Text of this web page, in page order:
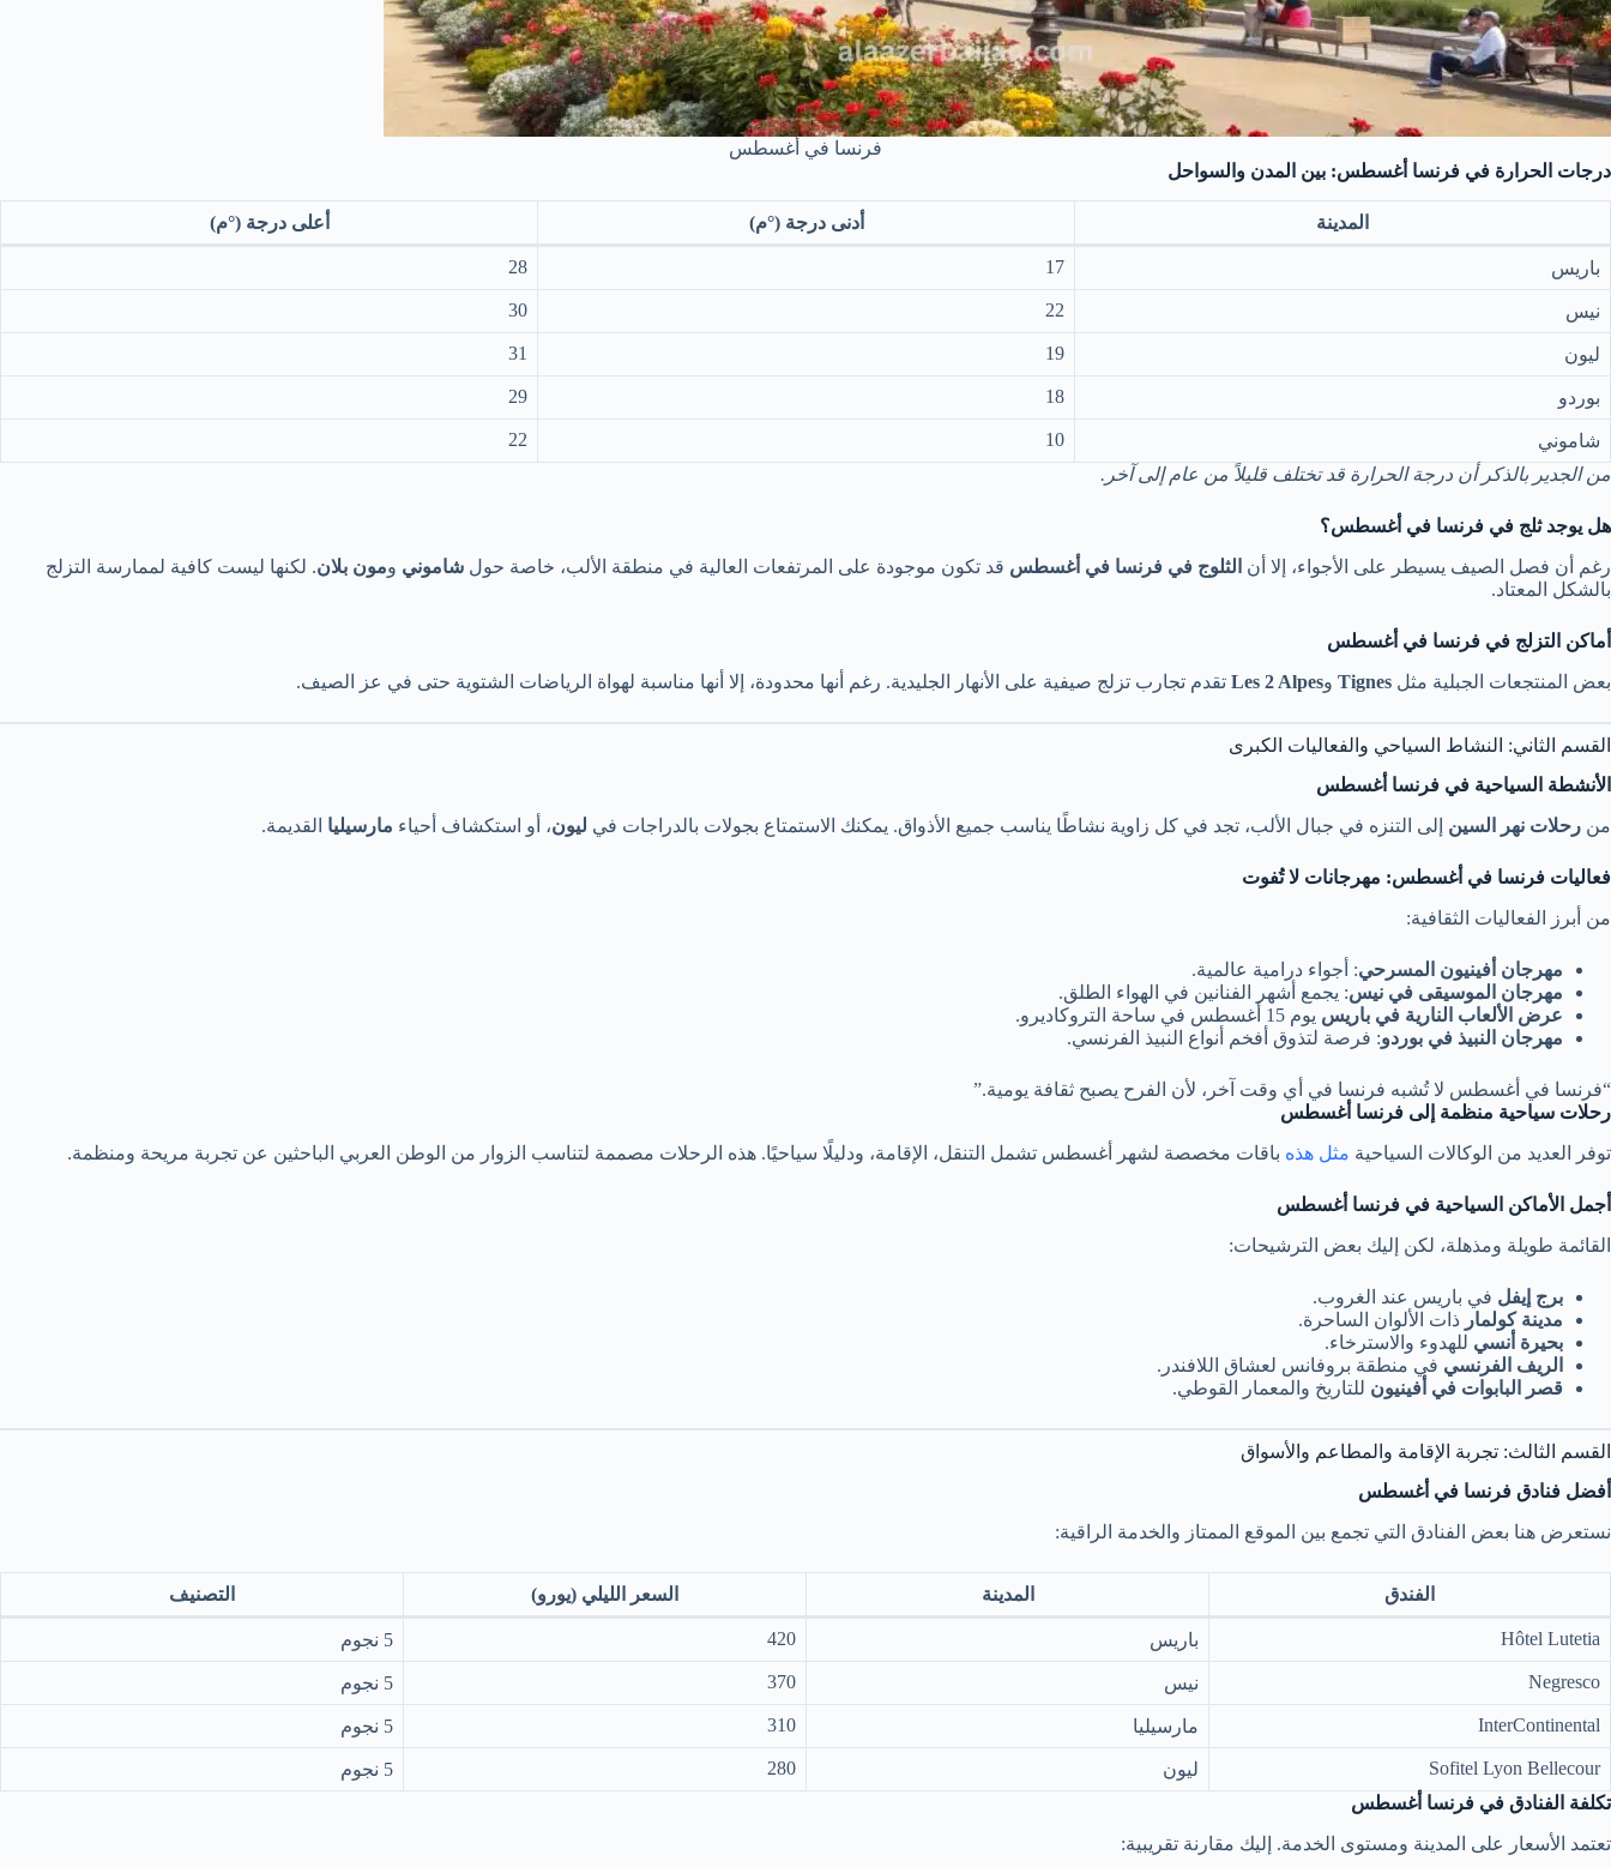
فرنسا في أغسطس
درجات الحرارة في فرنسا أغسطس: بين المدن والسواحل
المدينة أدنى درجة (°م) أعلى درجة (°م)
باريس 17
28
نيس 22
30
ليون 19
31
بوردو 18
29
شاموني 10
22
من الجدير بالذكر أن درجة الحرارة قد تختلف قليلاً من عام إلى آخر.
هل يوجد ثلج في فرنسا في أغسطس؟
رغم أن فصل الصيف يسيطر على الأجواء، إلا أن الثلوج في فرنسا في أغسطس قد تكون موجودة على المرتفعات العالية في منطقة الألب، خاصة حول شاموني ومون بلان. لكنها ليست كافية لممارسة التزلج
بالشكل المعتاد.
أماكن التزلج في فرنسا في أغسطس
بعض المنتجعات الجبلية مثل Tignes وLes 2 Alpes تقدم تجارب تزلج صيفية على الأنهار الجليدية. رغم أنها محدودة، إلا أنها مناسبة لهواة الرياضات الشتوية حتى في عز الصيف.
القسم الثاني: النشاط السياحي والفعاليات الكبرى
الأنشطة السياحية في فرنسا أغسطس
من رحلات نهر السين إلى التنزه في جبال الألب، تجد في كل زاوية نشاطًا يناسب جميع الأذواق. يمكنك الاستمتاع بجولات بالدراجات في ليون، أو استكشاف أحياء مارسيليا القديمة.
فعاليات فرنسا في أغسطس: مهرجانات لا تُفوت
من أبرز الفعاليات الثقافية:
مهرجان أفينيون المسرحي: أجواء درامية عالمية.
مهرجان الموسيقى في نيس: يجمع أشهر الفنانين في الهواء الطلق.
عرض الألعاب النارية في باريس يوم 15 أغسطس في ساحة التروكاديرو.
مهرجان النبيذ في بوردو: فرصة لتذوق أفخم أنواع النبيذ الفرنسي.
“فرنسا في أغسطس لا تُشبه فرنسا في أي وقت آخر، لأن الفرح يصبح ثقافة يومية.”
رحلات سياحية منظمة إلى فرنسا أغسطس
توفر العديد من الوكالات السياحية مثل هذه باقات مخصصة لشهر أغسطس تشمل التنقل، الإقامة، ودليلًا سياحيًا. هذه الرحلات مصممة لتناسب الزوار من الوطن العربي الباحثين عن تجربة مريحة ومنظمة.
أجمل الأماكن السياحية في فرنسا أغسطس
القائمة طويلة ومذهلة، لكن إليك بعض الترشيحات:
برج إيفل في باريس عند الغروب.
مدينة كولمار ذات الألوان الساحرة.
بحيرة أنسي للهدوء والاسترخاء.
الريف الفرنسي في منطقة بروفانس لعشاق اللافندر.
قصر البابوات في أفينيون للتاريخ والمعمار القوطي.
القسم الثالث: تجربة الإقامة والمطاعم والأسواق
أفضل فنادق فرنسا في أغسطس
نستعرض هنا بعض الفنادق التي تجمع بين الموقع الممتاز والخدمة الراقية:
الفندق المدينة السعر الليلي (يورو) التصنيف
Hôtel Lutetia باريس 420 5 نجوم
Negresco نيس 370 5 نجوم
InterContinental مارسيليا 310 5 نجوم
Sofitel Lyon Bellecour ليون 280
5 نجوم
تكلفة الفنادق في فرنسا أغسطس
تعتمد الأسعار على المدينة ومستوى الخدمة. إليك مقارنة تقريبية: